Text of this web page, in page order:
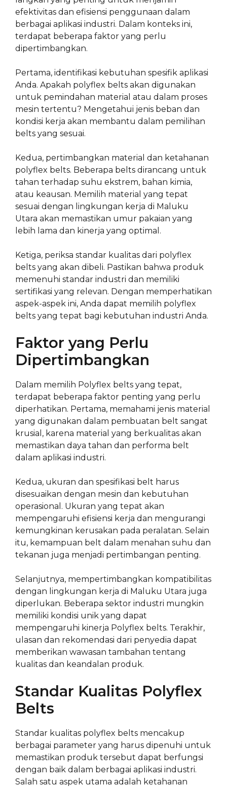
efektivitas dan efisiensi penggunaan dalam
berbagai aplikasi industri. Dalam konteks ini,
terdapat beberapa faktor yang perlu
dipertimbangkan.
Pertama, identifikasi kebutuhan spesifik aplikasi
Anda. Apakah polyflex belts akan digunakan
untuk pemindahan material atau dalam proses
mesin tertentu? Mengetahui jenis beban dan
kondisi kerja akan membantu dalam pemilihan
belts yang sesuai.
Kedua, pertimbangkan material dan ketahanan
polyflex belts. Beberapa belts dirancang untuk
tahan terhadap suhu ekstrem, bahan kimia,
atau keausan. Memilih material yang tepat
sesuai dengan lingkungan kerja di Maluku
Utara akan memastikan umur pakaian yang
lebih lama dan kinerja yang optimal.
Ketiga, periksa standar kualitas dari polyflex
belts yang akan dibeli. Pastikan bahwa produk
memenuhi standar industri dan memiliki
sertifikasi yang relevan. Dengan memperhatikan
aspek-aspek ini, Anda dapat memilih polyflex
belts yang tepat bagi kebutuhan industri Anda.
Faktor yang Perlu
Dipertimbangkan
Dalam memilih Polyflex belts yang tepat,
terdapat beberapa faktor penting yang perlu
diperhatikan. Pertama, memahami jenis material
yang digunakan dalam pembuatan belt sangat
krusial, karena material yang berkualitas akan
memastikan daya tahan dan performa belt
dalam aplikasi industri.
Kedua, ukuran dan spesifikasi belt harus
disesuaikan dengan mesin dan kebutuhan
operasional. Ukuran yang tepat akan
mempengaruhi efisiensi kerja dan mengurangi
kemungkinan kerusakan pada peralatan. Selain
itu, kemampuan belt dalam menahan suhu dan
tekanan juga menjadi pertimbangan penting.
Selanjutnya, mempertimbangkan kompatibilitas
dengan lingkungan kerja di Maluku Utara juga
diperlukan. Beberapa sektor industri mungkin
memiliki kondisi unik yang dapat
mempengaruhi kinerja Polyflex belts. Terakhir,
ulasan dan rekomendasi dari penyedia dapat
memberikan wawasan tambahan tentang
kualitas dan keandalan produk.
Standar Kualitas Polyflex
Belts
Standar kualitas polyflex belts mencakup
berbagai parameter yang harus dipenuhi untuk
memastikan produk tersebut dapat berfungsi
dengan baik dalam berbagai aplikasi industri.
Salah satu aspek utama adalah ketahanan